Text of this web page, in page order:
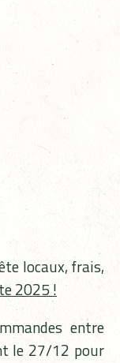
locaux, frais,
2025 !
entre
le 27/12 pour